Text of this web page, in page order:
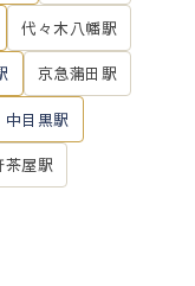
代々木八幡駅
京急蒲田駅
中目黒駅
茶屋駅